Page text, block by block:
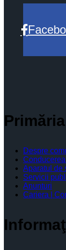
Primăria
Despre
Aparatul de
Servicii
Anunturi
Cariera |